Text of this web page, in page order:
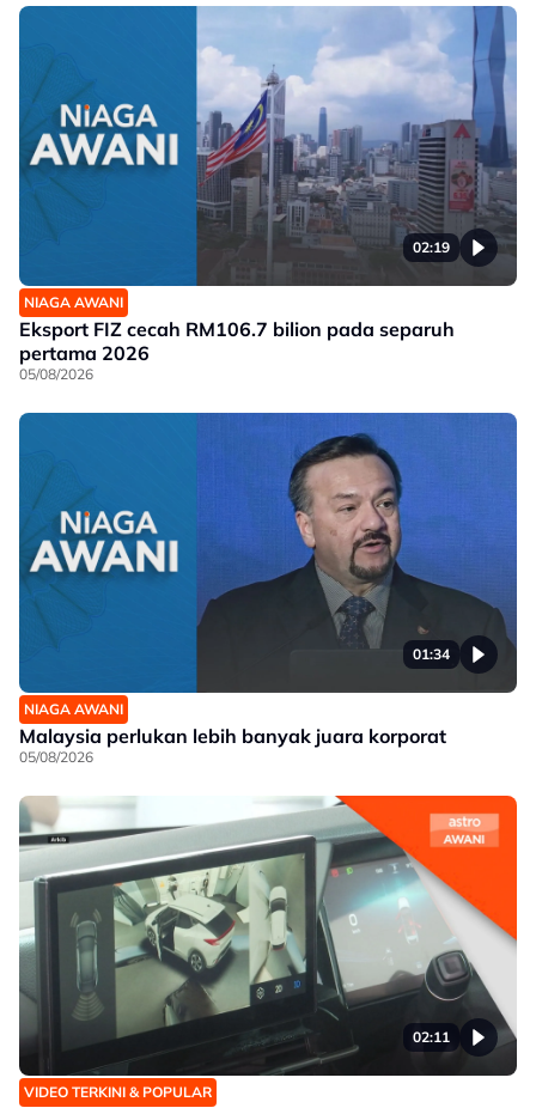
02:19
NIAGA AWANI
Eksport FIZ cecah RM106.7 bilion pada separuh
pertama 2026
05/08/2026
01:34
NIAGA AWANI
Malaysia perlukan lebih banyak juara korporat
05/08/2026
02:11
VIDEO TERKINI & POPULAR